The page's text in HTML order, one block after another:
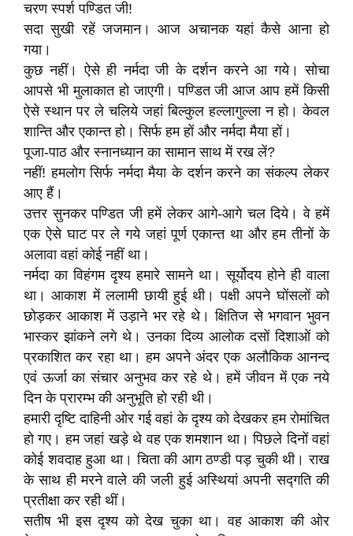
चरण स्पर्श पण्डित जी!
सदा सुखी रहें जजमान। आज अचानक यहां कैसे आना हो
गया।
कुछ नहीं। ऐसे ही नर्मदा जी के दर्शन करने आ गये। सोचा
आपसे भी मुलाकात हो जाएगी। पण्डित जी आज आप हमें किसी
ऐसे स्थान पर ले चलिये जहां बिल्कुल हल्लागुल्ला न हो। केवल
शान्ति और एकान्त हो। सिर्फ हम हों और नर्मदा मैया हों।
पूजा-पाठ और स्नानध्यान का सामान साथ में रख लें?
नहीं! हमलोग सिर्फ नर्मदा मैया के दर्शन करने का संकल्प लेकर
आए हैं।
उत्तर सुनकर पण्डित जी हमें लेकर आगे-आगे चल दिये। वे हमें
एक ऐसे घाट पर ले गये जहां पूर्ण एकान्त था और हम तीनों के
अलावा वहां कोई नहीं था।
नर्मदा का विहंगम दृश्य हमारे सामने था। सूर्योदय होने ही वाला
था। आकाश में ललामी छायी हुई थी। पक्षी अपने घोंसलों को
छोड़कर आकाश में उड़ाने भर रहे थे। क्षितिज से भगवान भुवन
भास्कर झांकने लगे थे। उनका दिव्य आलोक दसों दिशाओं को
प्रकाशित कर रहा था। हम अपने अंदर एक अलौकिक आनन्द
एवं ऊर्जा का संचार अनुभव कर रहे थे। हमें जीवन में एक नये
दिन के प्रारम्भ की अनुभूति हो रही थी।
हमारी दृष्टि दाहिनी ओर गई वहां के दृश्य को देखकर हम रोमांचित
हो गए। हम जहां खड़े थे वह एक शमशान था। पिछले दिनों वहां
कोई शवदाह हुआ था। चिता की आग ठण्डी पड़ चुकी थी। राख
के साथ ही मरने वाले की जली हुई अस्थियां अपनी सद्गति की
प्रतीक्षा कर रही थीं।
सतीष भी इस दृश्य को देख चुका था। वह आकाश की ओर